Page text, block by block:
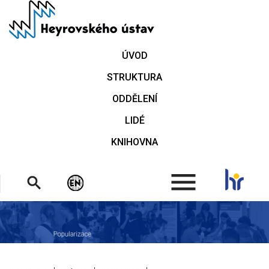
hlavnímu
ÚVOD
STRUKTURA
ODDĚLENÍ
LIDÉ
KNIHOVNA
.